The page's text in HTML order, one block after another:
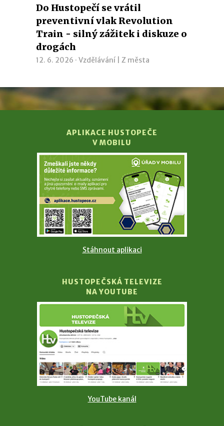
Do Hustopečí se vrátil
preventivní vlak Revolution
Train - silný zážitek i diskuze o
drogách
12. 6. 2026 · Vzdělávání| Z města
APLIKACE HUSTOPEČE
V MOBILU
Stáhnout aplikaci
HUSTOPEČSKÁ TELEVIZE
NA YOUTUBE
YouTube kanál